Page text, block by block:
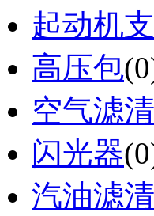
起动机
高压包
空气滤
闪光器
汽油滤